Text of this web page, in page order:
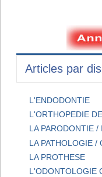
Articles par
L'ENDODONTIE
L'ORTHOPEDIE
LA PARODONTIE
LA PATHOLOGIE /
LA PROTHESE
L'ODONTOLOGIE